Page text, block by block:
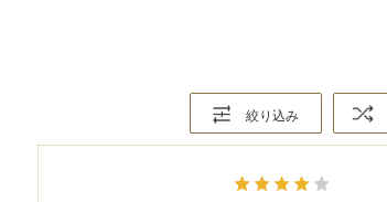
絞り込み